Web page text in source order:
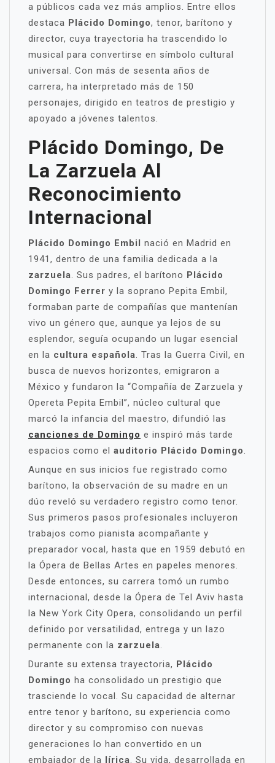
a públicos cada vez más amplios. Entre ellos
destaca Plácido Domingo, tenor, barítono y
director, cuya trayectoria ha trascendido lo
musical para convertirse en símbolo cultural
universal. Con más de sesenta años de
carrera, ha interpretado más de 150
personajes, dirigido en teatros de prestigio y
apoyado a jóvenes talentos.
Plácido Domingo, De
La Zarzuela Al
Reconocimiento
Internacional
Plácido Domingo Embil nació en Madrid en
1941, dentro de una familia dedicada a la
zarzuela. Sus padres, el barítono Plácido
Domingo Ferrer y la soprano Pepita Embil,
formaban parte de compañías que mantenían
vivo un género que, aunque ya lejos de su
esplendor, seguía ocupando un lugar esencial
en la cultura española. Tras la Guerra Civil, en
busca de nuevos horizontes, emigraron a
México y fundaron la “Compañía de Zarzuela y
Opereta Pepita Embil”, núcleo cultural que
marcó la infancia del maestro, difundió las
canciones de Domingo e inspiró más tarde
espacios como el auditorio Plácido Domingo.
Aunque en sus inicios fue registrado como
barítono, la observación de su madre en un
dúo reveló su verdadero registro como tenor.
Sus primeros pasos profesionales incluyeron
trabajos como pianista acompañante y
preparador vocal, hasta que en 1959 debutó en
la Ópera de Bellas Artes en papeles menores.
Desde entonces, su carrera tomó un rumbo
internacional, desde la Ópera de Tel Aviv hasta
la New York City Opera, consolidando un perfil
definido por versatilidad, entrega y un lazo
permanente con la zarzuela.
Durante su extensa trayectoria, Plácido
Domingo ha consolidado un prestigio que
trasciende lo vocal. Su capacidad de alternar
entre tenor y barítono, su experiencia como
director y su compromiso con nuevas
generaciones lo han convertido en un
embajador de la lírica. Su vida, desarrollada en